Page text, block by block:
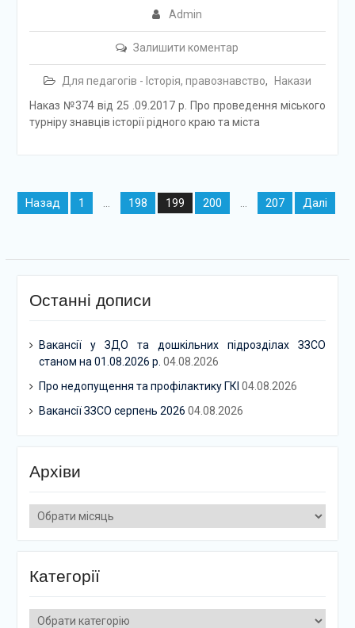
Admin
Залишити коментар
Для педагогів - Історія, правознавство,
Накази
Наказ №374 від 25 .09.2017 р. Про проведення міського
турніру знавців історії рідного краю та міста
Навігація
записів
Назад 1 198 199 200 207 Далі
Останні дописи
Вакансії у ЗДО та дошкільних підрозділах ЗЗСО
станом на 01.08.2026 р. 04.08.2026
Про недопущення та профілактику ГКІ 04.08.2026
Вакансії ЗЗСО серпень 2026 04.08.2026
Архіви
Архіви
Категорії
Категорії